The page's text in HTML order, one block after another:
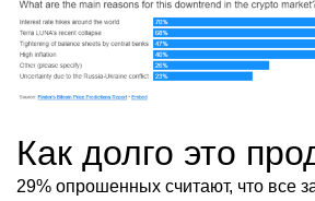
Как долго это
29% опрошенных считают, что все